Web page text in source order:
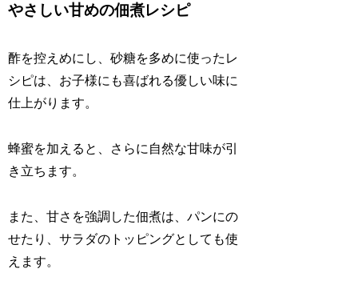
やさしい甘めの佃煮レシピ
酢を控えめにし、砂糖を多めに使ったレ
シピは、お子様にも喜ばれる優しい味に
仕上がります。
蜂蜜を加えると、さらに自然な甘味が引
き立ちます。
また、甘さを強調した佃煮は、パンにの
せたり、サラダのトッピングとしても使
えます。